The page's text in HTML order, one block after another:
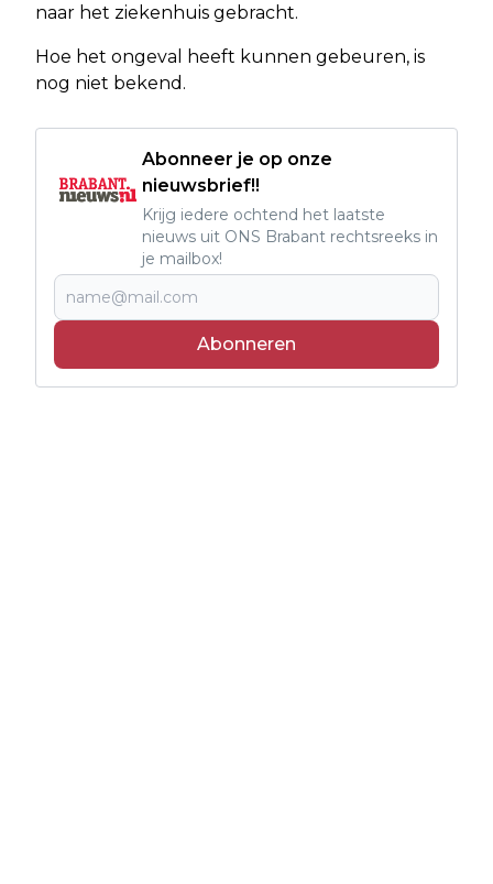
naar het ziekenhuis gebracht.
Hoe het ongeval heeft kunnen gebeuren, is
nog niet bekend.
Abonneer je op onze
nieuwsbrief!!
Krijg iedere ochtend het laatste
nieuws uit ONS Brabant rechtsreeks in
je mailbox!
Abonneren